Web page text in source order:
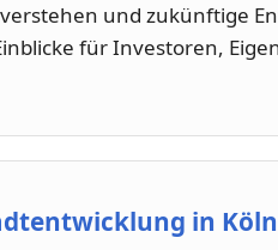
und zukünftige
für Investoren,
in Köln